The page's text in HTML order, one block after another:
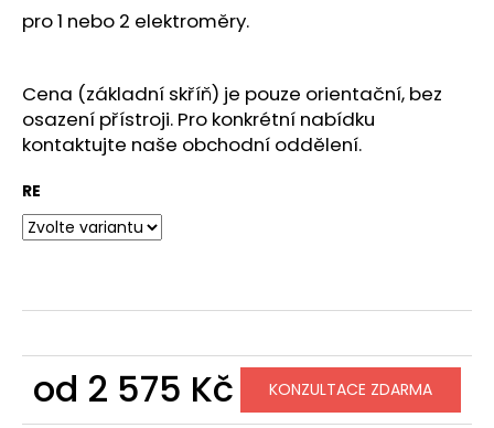
pro 1 nebo 2 elektroměry.
Cena (základní skříň) je pouze orientační, bez
osazení přístroji. Pro konkrétní nabídku
kontaktujte naše obchodní oddělení.
RE
od 2 575 Kč KONZULTACE ZDARMA
HLEDAT
D
o
p
o
r
u
j
m